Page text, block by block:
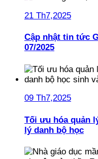
21 Th7,2025
Cập nhật tin tức
07/2025
09 Th7,2025
Tối ưu hóa quản
lý danh bộ học